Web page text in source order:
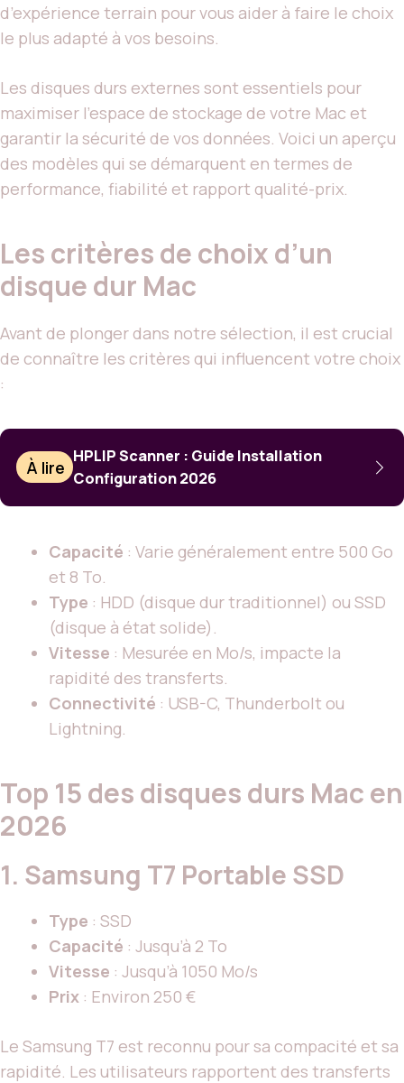
d’expérience terrain pour vous aider à faire le choix
le plus adapté à vos besoins.
Les disques durs externes sont essentiels pour
maximiser l’espace de stockage de votre Mac et
garantir la sécurité de vos données. Voici un aperçu
des modèles qui se démarquent en termes de
performance, fiabilité et rapport qualité-prix.
Les critères de choix d’un
disque dur Mac
Avant de plonger dans notre sélection, il est crucial
de connaître les critères qui influencent votre choix
:
À lire
HPLIP Scanner : Guide Installation
Configuration 2026
Capacité : Varie généralement entre 500 Go
et 8 To.
Type : HDD (disque dur traditionnel) ou SSD
(disque à état solide).
Vitesse : Mesurée en Mo/s, impacte la
rapidité des transferts.
Connectivité : USB-C, Thunderbolt ou
Lightning.
Top 15 des disques durs Mac en
2026
1. Samsung T7 Portable SSD
Type : SSD
Capacité : Jusqu’à 2 To
Vitesse : Jusqu’à 1050 Mo/s
Prix : Environ 250 €
Le Samsung T7 est reconnu pour sa compacité et sa
rapidité. Les utilisateurs rapportent des transferts